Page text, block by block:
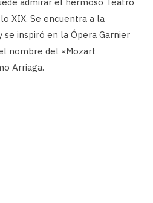
XIX. Se encuentra a la
se inspiró en la Ópera Garnier
nombre del «Mozart
Arriaga.